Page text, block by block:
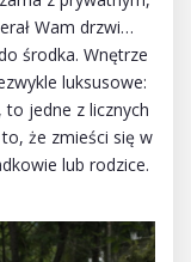
Wam drzwi…
środka. Wnętrze
luksusowe:
jedne z licznych
że zmieści się w
lub rodzice.